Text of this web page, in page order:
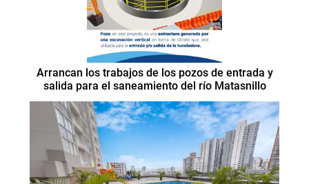
Arrancan los trabajos de los pozos de entrada y
salida para el saneamiento del río Matasnillo